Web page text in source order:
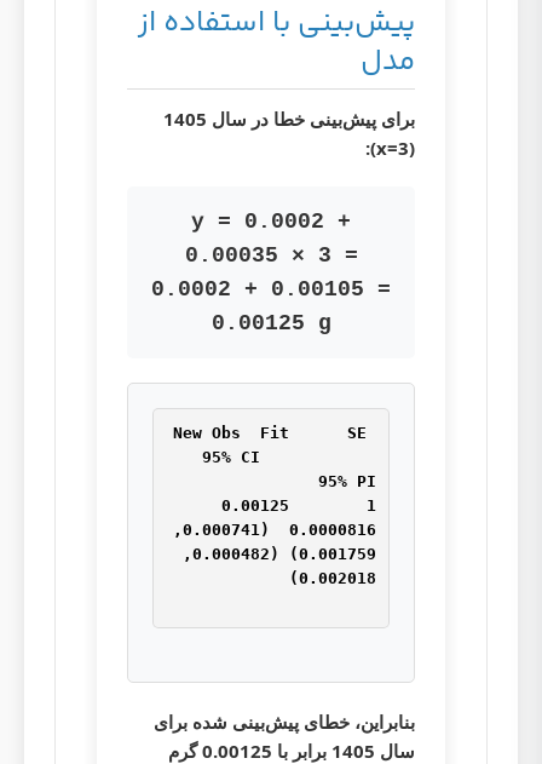
پیش‌بینی با استفاده از
مدل
برای پیش‌بینی خطا در سال 1405
(x=3):
y = 0.0002 +
0.00035 × 3 =
0.0002 + 0.00105 =
0.00125 g
New Obs  Fit      SE
Fit        95% CI
بنابراین، خطای پیش‌بینی شده برای
سال 1405 برابر با
0.00125 گرم